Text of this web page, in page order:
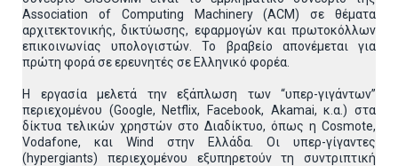
Association of Computing Machinery (ACM) σε θέματα
αρχιτεκτονικής, δικτύωσης, εφαρμογών και πρωτοκόλλων
επικοινωνίας υπολογιστών. Το βραβείο απονέμεται για
πρώτη φορά σε ερευνητές σε Ελληνικό φορέα.
Η εργασία μελετά την εξάπλωση των “υπερ-γιγάντων”
περιεχομένου (Google, Netflix, Facebook, Akamai, κ.α.) στα
δίκτυα τελικών χρηστών στο Διαδίκτυο, όπως η Cosmote,
Vodafone, και Wind στην Ελλάδα. Οι υπερ-γίγαντες
(hypergiants) περιεχομένου εξυπηρετούν τη συντριπτική